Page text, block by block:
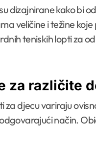
dizajnirane kako bi
veličine i težine
teniskih lopti za
za različite
za djecu variraju
način.